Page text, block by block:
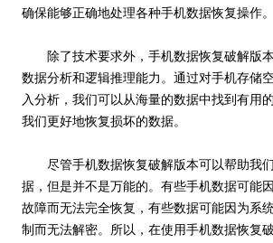
确保能够正确地处理各种手机数据恢复操作。
除了技术要求外，手机数据恢复破解版
数据分析和逻辑推理能力。通过对手机存储
入分析，我们可以从海量的数据中找到有用
我们更好地恢复损坏的数据。
尽管手机数据恢复破解版本可以帮助我
据，但是并不是万能的。有些手机数据可能
故障而无法完全恢复，有些数据可能因为系
制而无法解密。所以，在使用手机数据恢复